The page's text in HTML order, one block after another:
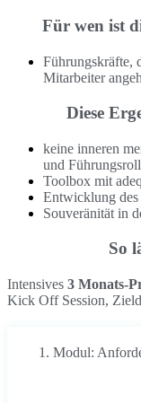
Für wen ist
Führungskräfte,
Mitarbeiter
Diese
keine inneren
und
Toolbox mit
Entwicklung
Souveränität in
So
Intensives 3 Monats-
Kick Off Session,
1. Modul: